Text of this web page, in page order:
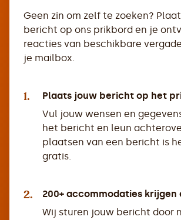
Geen zin om zelf te zoeken?
bericht op ons prikbord en je
reacties van beschikbare
je mailbox.
1.
Plaats jouw bericht op het
Vul jouw wensen en
het bericht en leun
plaatsen van een bericht is
gratis.
2.
200+ accommodaties krijgen
Wij sturen jouw bericht door